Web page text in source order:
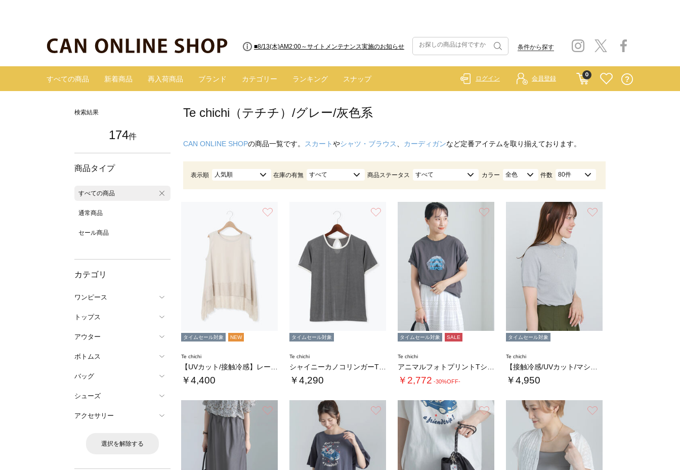
■8/13(木)AM2:00～サイトメンテナンス実施のお知らせ
■【お知らせ】ヤマト運輸の配送遅延・停止について 条件から探す
すべての商品 新着商品 再入荷商品 ブランド カテゴリー ランキング スナップ
0
ログイン 会員登録
検索結果
174件
商品タイプ
すべての商品
通常商品
セール商品
カテゴリ
ワンピース
トップス
アウター
ボトムス
バッグ
シューズ
アクセサリー
選択を解除する
Te chichi（テチチ）/グレー/灰色系
CAN ONLINE SHOPの商品一覧です。 スカートやシャツ・ブラウス カーディガンなど定番アイテムを取り揃えております。
表示順 人気順 在庫の有無 すべて 商品ステータス すべて カラー 全色 件数 80件
タイムセール対象 NEW
Te chichi
￥4,400
タイムセール対象
Te chichi
￥4,290
タイムセール対象 SALE
Te chichi
￥2,772 -30%OFF-
タイムセール対象
Te chichi
￥4,950
お気に入り